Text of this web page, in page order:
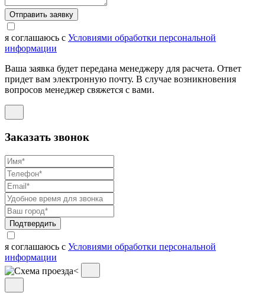
Отправить заявку
я соглашаюсь с Условиями обработки персональной
информации
Ваша заявка будет передана менеджеру для расчета. Ответ
придет вам электронную почту. В случае возникновения
вопросов менеджер свяжется с вами.
Заказать звонок
Подтвердить
я соглашаюсь с Условиями обработки персональной
информации